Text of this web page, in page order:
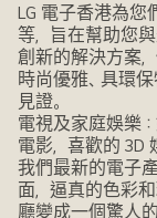
LG 電子香港為您
等，旨在幫助您
創新的解決方案
時尚優雅、具環
見證。
電視及家庭娛樂
電影，喜歡的 3D
我們最新的電子
面，逼真的色彩
廳變成一個驚人